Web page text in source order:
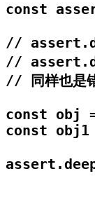
const
//
//
// 同样也是
const obj
const